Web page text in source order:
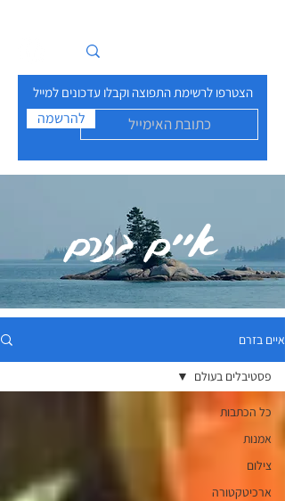
הצטרפו לרשימת התפוצה וקבלו עדכונים למייל
להרשמה
איים בזרם
איים בזרם
כל הכתבות
אמנות
צילום
ארכיטקטורה
פסטיבלים בעולם